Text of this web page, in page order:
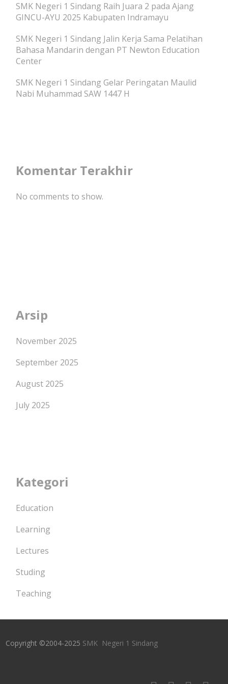
SMK Negeri 1 Sindang Raih Juara 2 pada Ajang
GINCU-AYU 2025 Kabupaten Indramayu
SMK Negeri 1 Sindang Jalin Kerja Sama Pelatihan
Bahasa Mandarin dengan PT Newton Education
Center
SMK Negeri 1 Sindang Gelar Peringatan Maulid
Nabi Muhammad SAW 1447 H
Komentar Terakhir
No comments to show.
Arsip
November 2025
September 2025
August 2025
July 2025
Kategori
Education
Learning
Lectures
Studing
Teaching
Copyright ©2004-2025 SMK Negeri 1 Sindang